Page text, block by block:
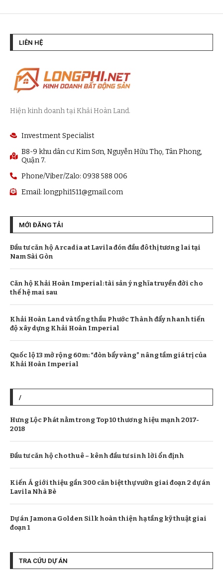
LIÊN HỆ
Hiện kinh doanh tại Khải Hoàn Land.
Investment Specialist
B8-9 khu dân cư Kim Sơn, Nguyễn Hữu Thọ, Tân Phong,
Quận 7.
Phone/Viber/Zalo: 0938 588 006
Email: longphi1511@gmail.com
MỚI ĐĂNG TẢI
Đầu tư căn hộ Arcadia at Lavila đón đầu đô thị tương lai tại
Nam Sài Gòn
Căn hộ Khải Hoàn Imperial: tài sản ý nghĩa truyền đời cho
thế hệ mai sau
Khải Hoàn Land và tổng thầu Phước Thành đẩy nhanh tiến
độ xây dựng Khải Hoàn Imperial
Quốc lộ 13 mở rộng 60m: “đòn bẩy vàng” nâng tầm giá trị của
Khải Hoàn Imperial
/
Hưng Lộc Phát nằm trong Top 10 thương hiệu mạnh 2017-
2018
Đầu tư căn hộ cho thuê – kênh đầu tư sinh lời ổn định
Kiến Á giới thiệu gần 300 căn biệt thự vườn giai đoạn 2 dự án
Lavila Nhà Bè
Dự án Jamona Golden Silk hoàn thiện hạ tầng kỹ thuật giai
đoạn 1
TRA CỨU DỰ ÁN